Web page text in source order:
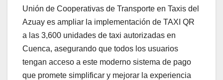
Unión de Cooperativas de Transporte en Taxis del
Azuay es ampliar la implementación de TAXI QR
a las 3,600 unidades de taxi autorizadas en
Cuenca, asegurando que todos los usuarios
tengan acceso a este moderno sistema de pago
que promete simplificar y mejorar la experiencia